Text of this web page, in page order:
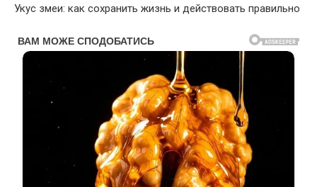
Укус змеи: как сохранить жизнь и действовать правильно